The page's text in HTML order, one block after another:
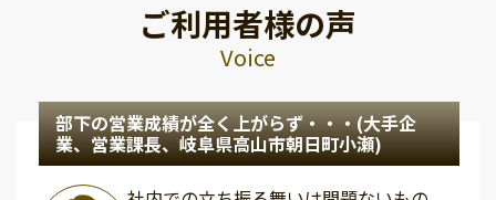
ご利用者様の声
Voice
部下の営業成績が全く上がらず・・・(大手企
業、営業課長、岐阜県高山市朝日町小瀬)